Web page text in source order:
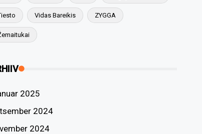
Vidas Bareikis ZYGGA
2025
2024
2024